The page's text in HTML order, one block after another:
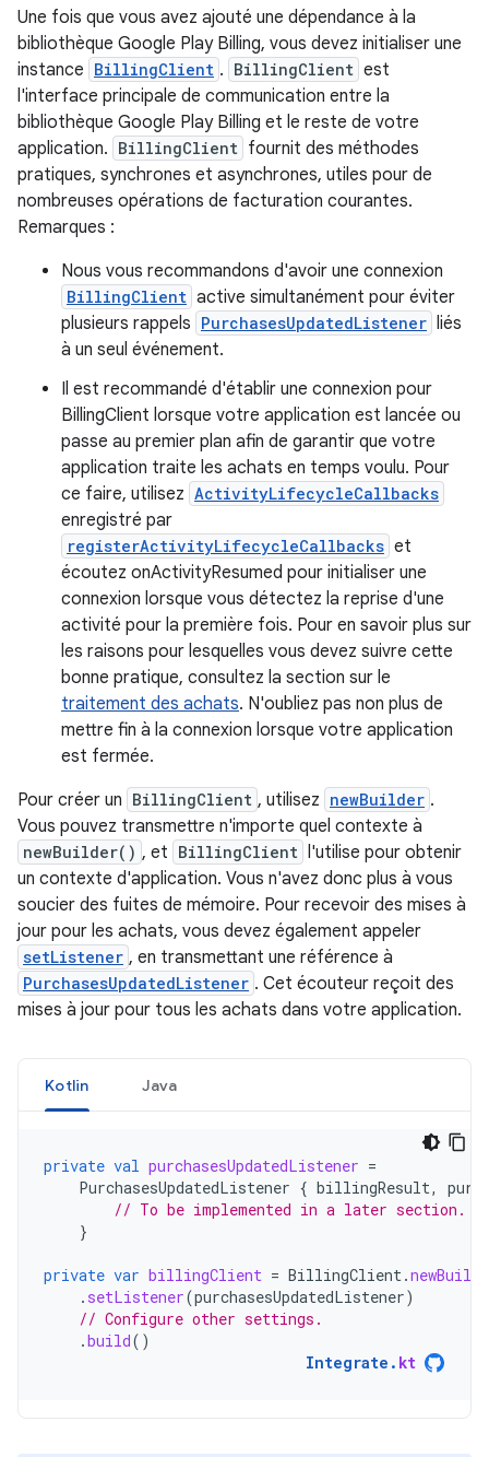
Une fois que vous avez ajouté une dépendance à la
bibliothèque Google Play Billing, vous devez initialiser une
instance BillingClient . BillingClient est
l'interface principale de communication entre la
bibliothèque Google Play Billing et le reste de votre
application. BillingClient fournit des méthodes
pratiques, synchrones et asynchrones, utiles pour de
nombreuses opérations de facturation courantes.
Remarques :
Nous vous recommandons d'avoir une connexion
BillingClient active simultanément pour éviter
plusieurs rappels PurchasesUpdatedListener liés
à un seul événement.
Il est recommandé d'établir une connexion pour
BillingClient lorsque votre application est lancée ou
passe au premier plan afin de garantir que votre
application traite les achats en temps voulu. Pour
ce faire, utilisez ActivityLifecycleCallbacks
enregistré par
registerActivityLifecycleCallbacks et
écoutez onActivityResumed pour initialiser une
connexion lorsque vous détectez la reprise d'une
activité pour la première fois. Pour en savoir plus sur
les raisons pour lesquelles vous devez suivre cette
bonne pratique, consultez la section sur le
traitement des achats. N'oubliez pas non plus de
mettre fin à la connexion lorsque votre application
est fermée.
Pour créer un BillingClient , utilisez newBuilder .
Vous pouvez transmettre n'importe quel contexte à
newBuilder() , et BillingClient l'utilise pour obtenir
un contexte d'application. Vous n'avez donc plus à vous
soucier des fuites de mémoire. Pour recevoir des mises à
jour pour les achats, vous devez également appeler
setListener , en transmettant une référence à
PurchasesUpdatedListener . Cet écouteur reçoit des
mises à jour pour tous les achats dans votre application.
Kotlin Java
private val purchasesUpdatedListener =
PurchasesUpdatedListener { billingResult,
// To be implemented in a later section.
}
private var billingClient = BillingClient.
. setListener(purchasesUpdatedListener)
// Configure other settings.
.build()
Integrate . kt